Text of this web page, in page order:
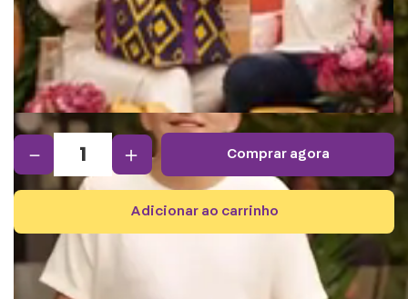
＋
－ comprar agora
adicionar ao carrinho